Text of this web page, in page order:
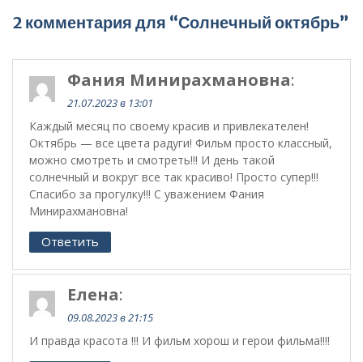
2 комментария для “Солнечный октябрь”
Фания Минирахмановна:
21.07.2023 в 13:01
Каждый месяц по своему красив и привлекателен!
Октябрь — все цвета радуги! Фильм просто классный,
можно смотреть и смотреть!!! И день такой
солнечный и вокруг все так красиво! Просто супер!!!
Спасибо за прогулку!!! С уважением Фания
Минирахмановна!
Ответить
Елена:
09.08.2023 в 21:15
И правда красота !!! И фильм хорош и герои фильма!!!!